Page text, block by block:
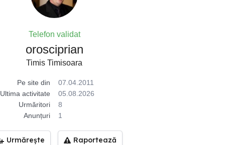
Telefon validat
orosciprian
Timis Timisoara
Pe site din
07.04.2011
Ultima activitate
05.08.2026
Urmăritori
8
Anunțuri
1
Urmărește Raportează